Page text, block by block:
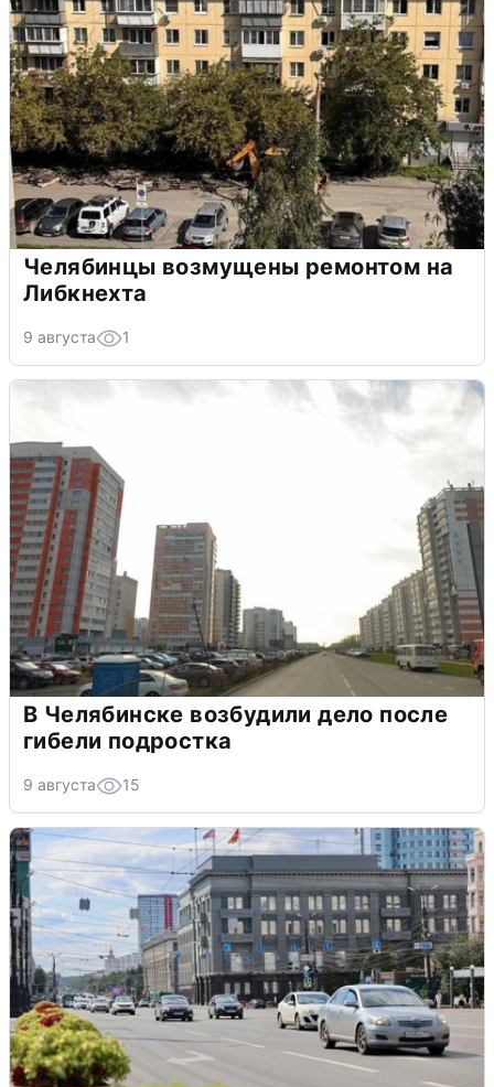
Челябинцы возмущены ремонтом на
Либкнехта
9 августа 1
В Челябинске возбудили дело после
гибели подростка
9 августа 15